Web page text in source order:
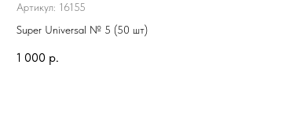
Артикул: 16155
Super Universal № 5 (50 шт)
1 000 р.